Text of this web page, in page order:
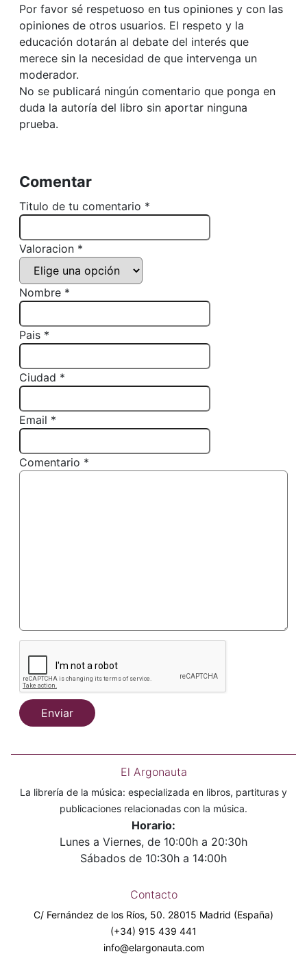
Por favor sé respetuoso en tus opiniones y con las
opiniones de otros usuarios. El respeto y la
educación dotarán al debate del interés que
merece sin la necesidad de que intervenga un
moderador.
No se publicará ningún comentario que ponga en
duda la autoría del libro sin aportar ninguna
prueba.
Comentar
Titulo de tu comentario *
Valoracion *
Nombre *
Pais *
Ciudad *
Email *
Comentario *
Enviar
El Argonauta
La librería de la música: especializada en libros, partituras y
publicaciones relacionadas con la música.
Horario:
Lunes a Viernes, de 10:00h a 20:30h
Sábados de 10:30h a 14:00h
Contacto
C/ Fernández de los Ríos, 50. 28015 Madrid (España)
(+34) 915 439 441
info@elargonauta.com